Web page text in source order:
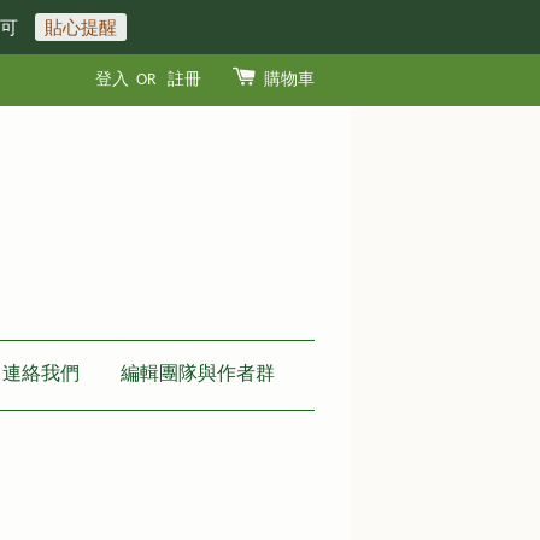
貼心提醒
登入 OR 註冊 購物車
連絡我們 編輯團隊與作者群